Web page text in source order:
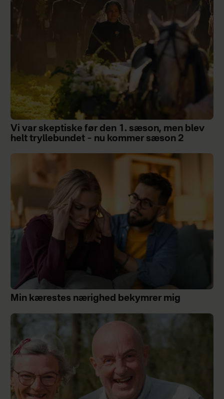
Vi var skeptiske før den 1. sæson, men blev
helt tryllebundet – nu kommer sæson 2
Min kærestes nærighed bekymrer mig